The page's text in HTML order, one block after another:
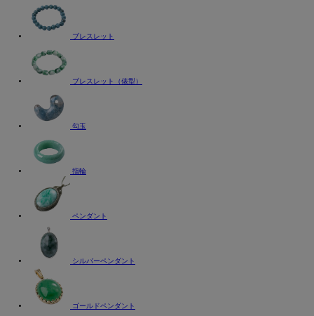
ブレスレット
ブレスレット（俵型）
勾玉
指輪
ペンダント
シルバーペンダント
ゴールドペンダント